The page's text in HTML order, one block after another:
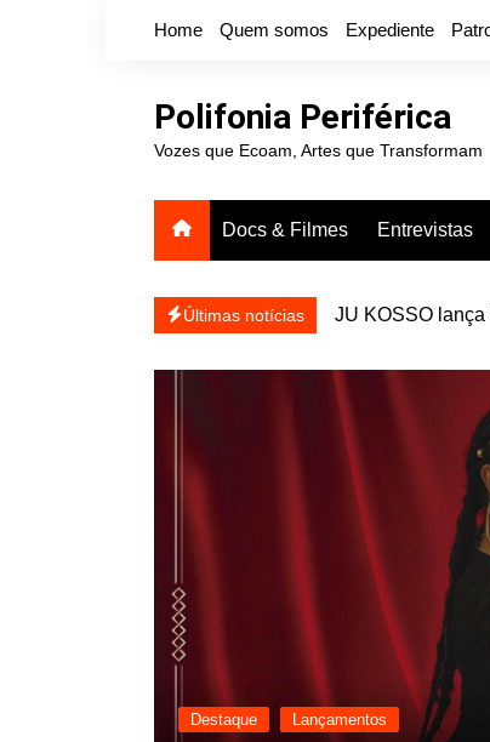
Home Quem somos Expediente
Polifonia Periférica
Vozes que Ecoam, Artes que Transformam
Docs & Filmes Entrevistas
Últimas notícias Projota relança a
Destaque Lançamentos